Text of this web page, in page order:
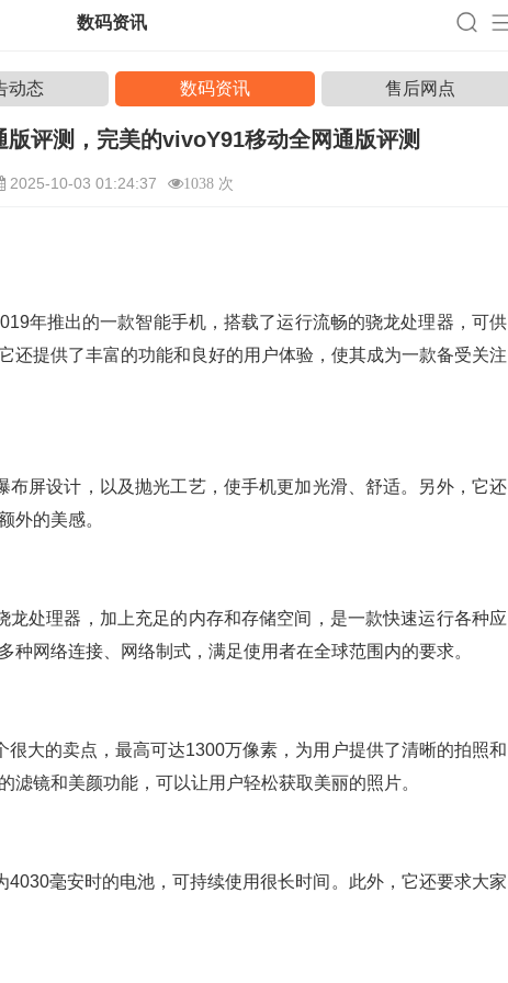
数码资讯
动态 数码资讯 售后网点
评测，完美的vivoY91移动全网通版评测
2025-10-03 01:24:37 1038 次
年推出的一款智能手机，搭载了运行流畅的骁龙处理器，可供
还提供了丰富的功能和良好的用户体验，使其成为一款备受关注
布屏设计，以及抛光工艺，使手机更加光滑、舒适。另外，它还
外的美感。
龙处理器，加上充足的内存和存储空间，是一款快速运行各种应
种网络连接、网络制式，满足使用者在全球范围内的要求。
大的卖点，最高可达1300万像素，为用户提供了清晰的拍照和
滤镜和美颜功能，可以让用户轻松获取美丽的照片。
毫安时的电池，可持续使用很长时间。此外，它还要求大家